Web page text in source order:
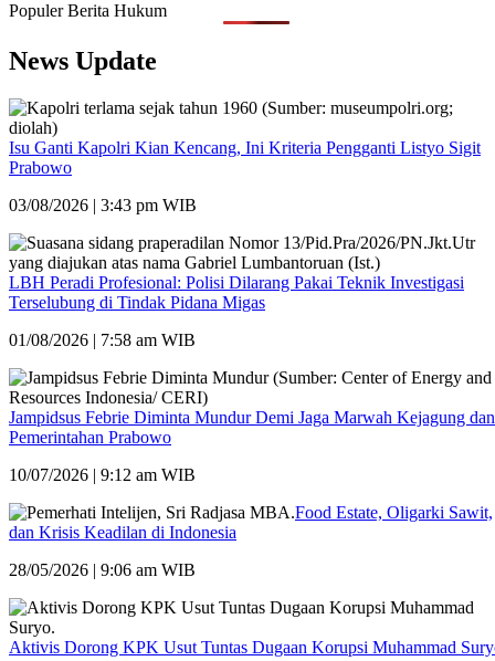
Populer Berita Hukum
News Update
Isu Ganti Kapolri Kian Kencang, Ini Kriteria Pengganti Listyo Sigit
Prabowo
03/08/2026 | 3:43 pm WIB
LBH Peradi Profesional: Polisi Dilarang Pakai Teknik Investigasi
Terselubung di Tindak Pidana Migas
01/08/2026 | 7:58 am WIB
Jampidsus Febrie Diminta Mundur Demi Jaga Marwah Kejagung dan
Pemerintahan Prabowo
10/07/2026 | 9:12 am WIB
Food Estate, Oligarki Sawit,
dan Krisis Keadilan di Indonesia
28/05/2026 | 9:06 am WIB
Aktivis Dorong KPK Usut Tuntas Dugaan Korupsi Muhammad